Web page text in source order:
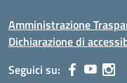
Amministrazione
Dichiarazione di
Seguici su: